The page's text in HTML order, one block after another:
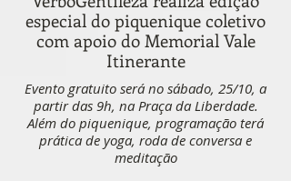
especial do piquenique coletivo
com apoio do Memorial Vale
Itinerante
Evento gratuito será no sábado, 25/10, a
partir das 9h, na Praça da Liberdade.
Além do piquenique, programação terá
prática de yoga, roda de conversa e
meditação